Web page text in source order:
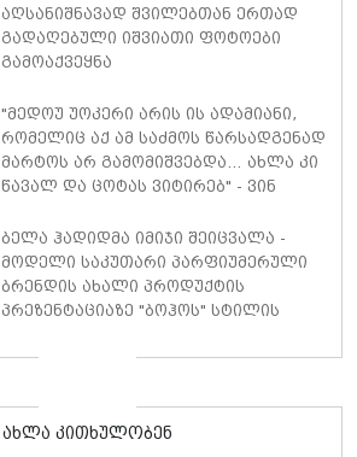
აღსანიშნავად შვილებთან ერთად
გადაღებული იშვიათი ფოტოები
გამოაქვეყნა
"მედოუ უოკერი არის ის ადამიანი,
რომელიც აქ ამ საძმოს წარსადგენად
მარტოს არ გამომიშვებდა… ახლა კი
წავალ და ცოტას ვიტირებ" - ვინ
პოლ უოკერის ქალიშვილს ემოციური
სიტყვებით მიმართავს
ბელა ჰადიდმა იმიჯი შეიცვალა -
მოდელი საკუთარი პარფიუმერული
ბრენდის ახალი პროდუქტის
პრეზენტაციაზე "ბოჰოს" სტილის
მინიკაბით გამოჩნდა
ახლა კითხულობენ